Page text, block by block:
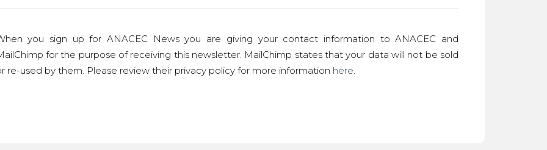
you sign up for ANACEC News you are giving your contact information to ANACEC and
for the purpose of receiving this newsletter. MailChimp states that your data will not be sold
re-used by them. Please review their privacy policy for more information here.